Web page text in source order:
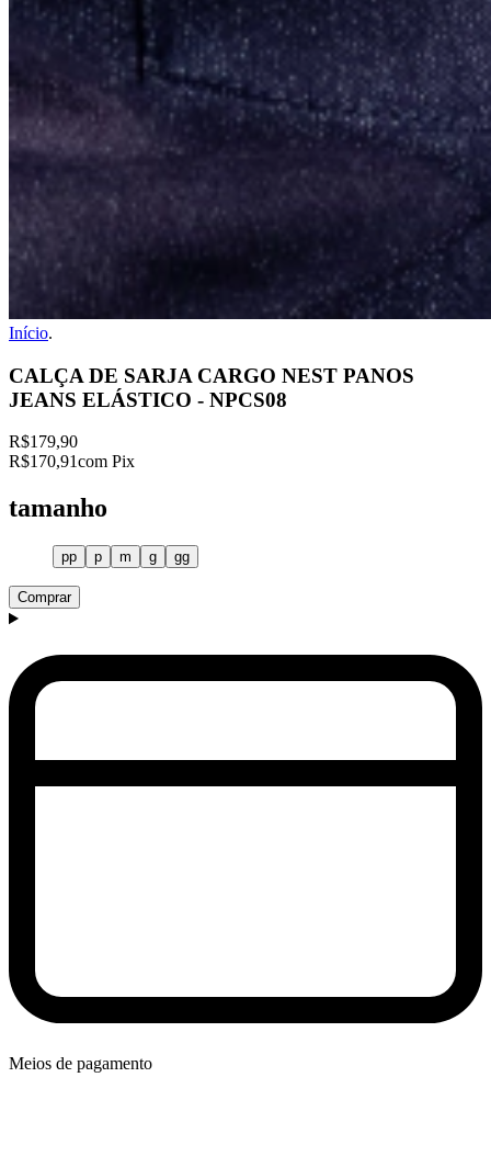
Início.
CALÇA DE SARJA CARGO NEST PANOS
JEANS ELÁSTICO - NPCS08
R$179,90
R$170,91com Pix
tamanho
pp p m g gg
Comprar
Meios de pagamento